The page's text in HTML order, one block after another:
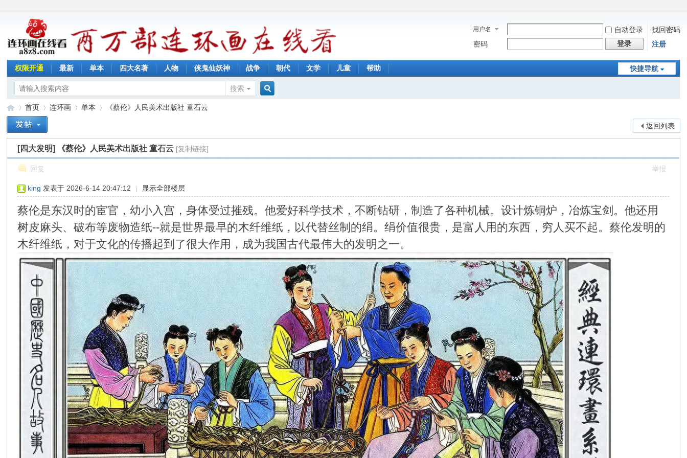
用户名 自动登录
找回密码
密码
登录 注册
快捷导航
权限开通 最新 单本 四大名著 人物 侠鬼仙妖神 战争 朝代 文学 儿童 帮助
搜索
»
首页
›
连环画
›
单本
›
《蔡伦》人民美术出版社 童石云
返回列表
[四大发明] 《蔡伦》人民美术出版社 童石云 [复制链接]
回复 举报
king 发表于 2026-6-14 20:47:12 | 显示全部楼层
蔡伦是东汉时的宦官，幼小入宫，身体受过摧残。他爱好科学技术，不断钻研，制造了各种机械。设计炼铜炉，冶炼宝剑。他还用
树皮麻头、破布等废物造纸--就是世界最早的木纤维纸，以代替丝制的绢。绢价值很贵，是富人用的东西，穷人买不起。蔡伦发明的
木纤维纸，对于文化的传播起到了很大作用，成为我国古代最伟大的发明之一。